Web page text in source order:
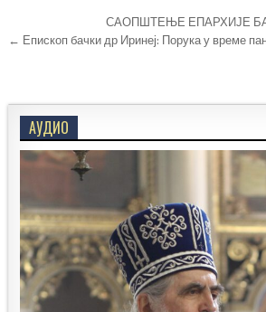
Кретање
чланка
САОПШТЕЊЕ ЕПАРХИЈЕ
← Епископ бачки др Иринеј: Порука у време
АУДИО